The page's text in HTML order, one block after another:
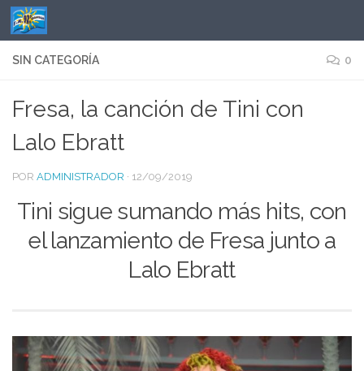
Saltar al contenido
SIN CATEGORÍA 0
Fresa, la canción de Tini con
Lalo Ebratt
POR ADMINISTRADOR · 12/09/2019
Tini sigue sumando más hits, con
el lanzamiento de Fresa junto a
Lalo Ebratt